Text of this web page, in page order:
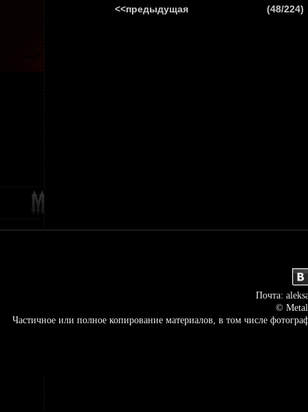
<<предыдущая (48/224)
Почта:
©
Частичное или полное копирование материалов, в том числе